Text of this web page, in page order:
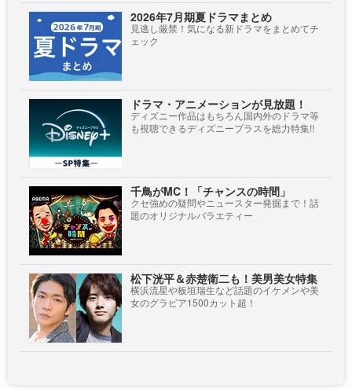
2026年7月期夏ドラマまとめ
見逃し厳禁！気になる新ドラマをまとめてチ
ェック
ドラマ・アニメーションが見放題！
ディズニー作品はもちろん国内外のドラマ等
も視聴できるディズニープラスを総力特集!!
千鳥がMC！「チャンスの時間」
クセ強めの疑問やニュースター発掘まで！話
題のオリジナルバラエティー
松下洸平＆赤楚衛二も！美男美女特集
横浜流星や板垣瑞生など話題のイケメンや美
女のグラビア1500カット超！